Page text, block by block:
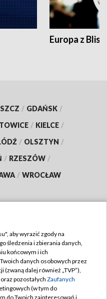
Europa z
/ GDAŃSK /
/ KIELCE /
/ OLSZTYN /
/ RZESZÓW /
/ WROCŁAW
TVP
aby wyrazić zgody na
śledzenia i zbierania danych,
końcowym i ich
danych osobowych przez
(zwaną dalej również „TVP”),
oraz pozostałych Zaufanych
(w tym do
do Twoich zainteresowań i